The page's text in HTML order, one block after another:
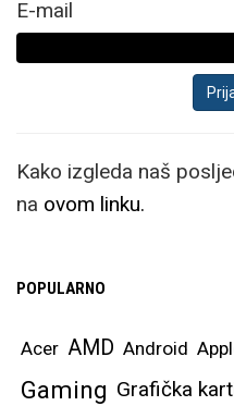
E-mail
Kako izgleda naš
na ovom linku.
POPULARNO
Acer AMD Android
Gaming Grafička